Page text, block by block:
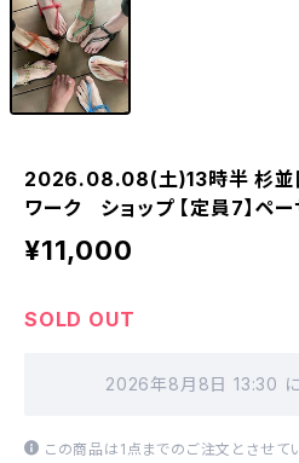
2026.08.08(土)13時半 杉並
ワーク ショップ 【定員7】ペー
¥11,000
SOLD OUT
2026年8月8日 13:30
この商品は1点までのご注文とさせてい